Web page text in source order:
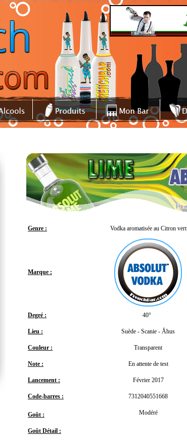
Genre : Vodka aromatisée au Citron vert
Marque :
Degré : 40°
Lieu : Suède - Scanie - Åhus
Couleur : Transparent
Note : En attente de test
Lancement : Février 2017
Code-barres : 7312040551668
Goût : Modéré
Goût Détail :